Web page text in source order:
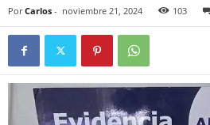
Por Carlos - noviembre 21, 2024 103